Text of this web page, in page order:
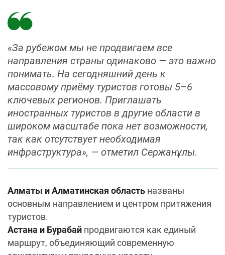
«За рубежом мы не продвигаем все
направления страны одинаково — это важно
понимать. На сегодняшний день к
массовому приёму туристов готовы 5–6
ключевых регионов. Приглашать
иностранных туристов в другие области в
широком масштабе пока нет возможности,
так как отсутствует необходимая
инфраструктура», — отметил Сержанұлы.
Алматы и Алматинская область названы
основным направлением и центром притяжения
туристов.
Астана и Бурабай продвигаются как единый
маршрут, объединяющий современную